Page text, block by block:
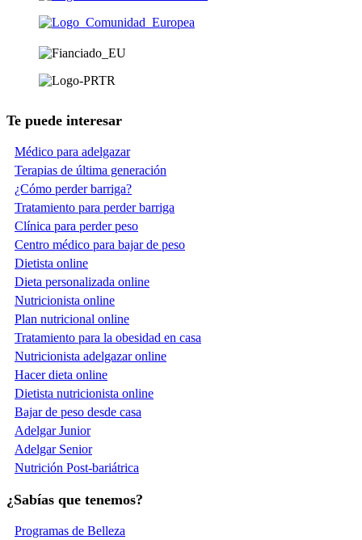
Te puede interesar
Médico para adelgazar
Terapias de última generación
¿Cómo perder barriga?
Tratamiento para perder barriga
Clínica para perder peso
Centro médico para bajar de peso
Dietista online
Dieta personalizada online
Nutricionista online
Plan nutricional online
Tratamiento para la obesidad en casa
Nutricionista adelgazar online
Hacer dieta online
Dietista nutricionista online
Bajar de peso desde casa
Adelgar Junior
Adelgar Senior
Nutrición Post-bariátrica
¿Sabías que tenemos?
Programas de Belleza